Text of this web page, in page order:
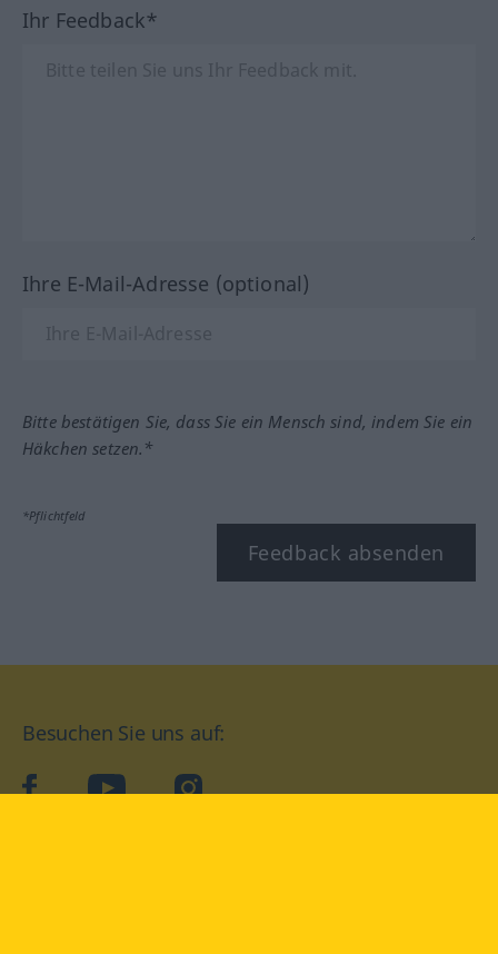
Ihr Feedback*
Ihre E-Mail-Adresse (optional)
Bitte bestätigen Sie, dass Sie ein Mensch sind, indem Sie ein
Häkchen setzen.*
*Pflichtfeld
Feedback absenden
Besuchen Sie uns auf:
facebookYouTube Instagram